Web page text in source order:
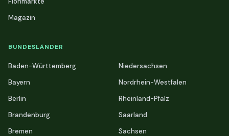
Magazin
BUNDESLÄNDER
Baden-Württemberg
Bayern
Berlin
Brandenburg
Bremen
Niedersachsen
Nordrhein-Westfalen
Rheinland-Pfalz
Saarland
Sachsen